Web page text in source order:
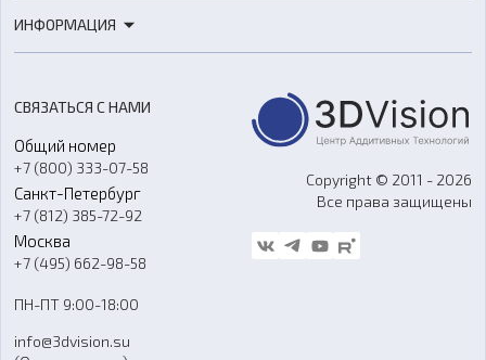
Расходные материалы
Оборудование и материалы для вакуумного литья
Аксессуары и прочее оборудование
Программное обеспечение
3D-моделирование
Ремонт и услуги
ИНФОРМАЦИЯ
О компании
Контакты
Гос. закупки
Стать дилером
Блог
FAQ
СВЯЗАТЬСЯ С НАМИ
Общий номер
+7 (800) 333-07-58
Санкт-Петербург
+7 (812) 385-72-92
Москва
+7 (495) 662-98-58
ПН-ПТ 9:00-18:00
info@3dvision.su
Copyright © 2011 - 2026
Все права защищены